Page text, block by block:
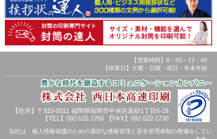
【営業時間】8：50～17：40
【休業日】土曜・日曜・祝日・年末年始
【住所】〒810-0011 福岡県福岡市中央区高砂1丁目6-19
【TEL】092-531-1766 【FAX】092-522-1730
当社は、個人情報保護のための適切な情報管理と安全管理体制の整備をしてい